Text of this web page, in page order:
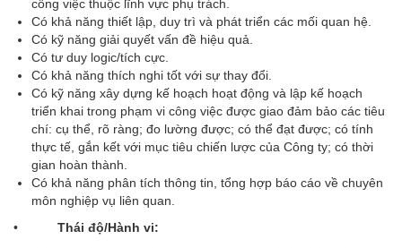
công việc thuộc lĩnh vực phụ trách.
Có khả năng thiết lập, duy trì và phát triển các mối quan hệ.
Có kỹ năng giải quyết vấn đề hiệu quả.
Có tư duy logic/tích cực.
Có khả năng thích nghi tốt với sự thay đổi.
Có kỹ năng xây dựng kế hoạch hoạt động và lập kế hoạch
triển khai trong phạm vi công việc được giao đảm bảo các tiêu
chí: cụ thể, rõ ràng; đo lường được; có thể đạt được; có tính
thực tế, gắn kết với mục tiêu chiến lược của Công ty; có thời
gian hoàn thành.
Có khả năng phân tích thông tin, tổng hợp báo cáo về chuyên
môn nghiệp vụ liên quan.
• Thái độ/Hành vi: